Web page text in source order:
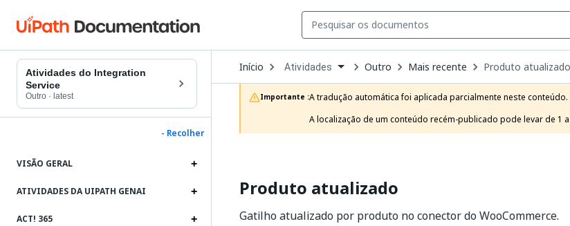
Atividades do Integration
Service
Outro · latest
- Recolher
VISÃO GERAL
ATIVIDADES DA UIPATH GENAI
ACT! 365
Início Open
Dropdown
to
choose
product
Atividades Outro Mais recente Produto atualizado
Importante :A tradução automática foi aplicada parcialmente neste conteúdo.
A localização de um conteúdo recém-publicado pode levar de 1
Produto atualizado
Gatilho atualizado por produto no conector do WooCommerce.